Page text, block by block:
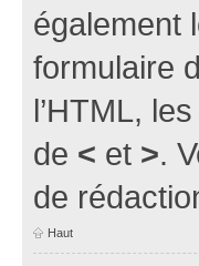
également
formulaire
l’HTML,
de < et >.
de
Haut